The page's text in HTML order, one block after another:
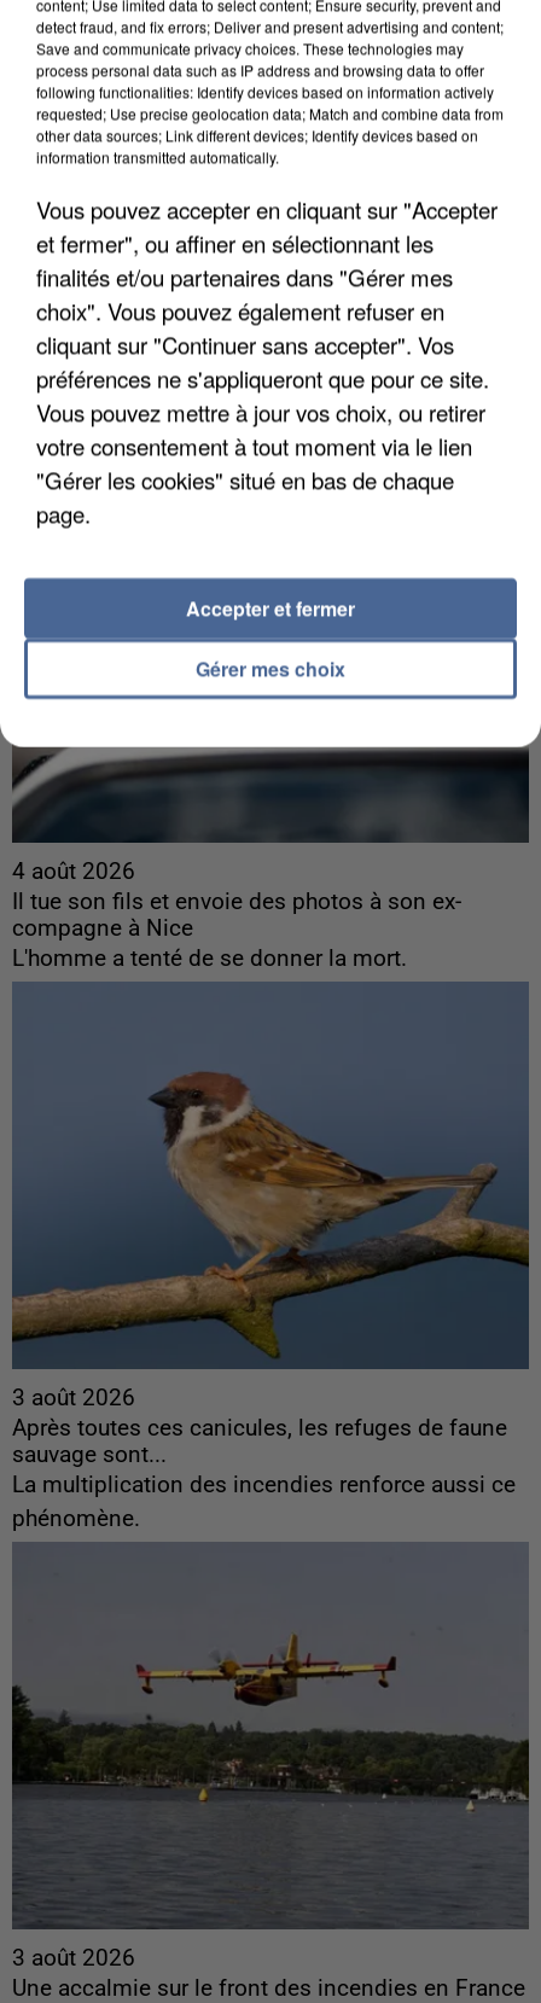
4 août 2026
Le gouvernement et l’Ademe publient une carte
interactive des lieux...
Les habitants peuvent partager les points frais
près de chez eux.
4 août 2026
Il tue son fils et envoie des photos à son ex-
compagne à Nice
L'homme a tenté de se donner la mort.
3 août 2026
Après toutes ces canicules, les refuges de faune
sauvage sont...
La multiplication des incendies renforce aussi ce
phénomène.
3 août 2026
Une accalmie sur le front des incendies en France
content; Use limited data to select content; Ensure security, prevent and
detect fraud, and fix errors; Deliver and present advertising and content;
Save and communicate privacy choices. These technologies may
process personal data such as IP address and browsing data to offer
following functionalities: Identify devices based on information actively
requested; Use precise geolocation data; Match and combine data from
other data sources; Link different devices; Identify devices based on
information transmitted automatically.
Vous pouvez accepter en cliquant sur "Accepter
et fermer", ou affiner en sélectionnant les
finalités et/ou partenaires dans "Gérer mes
choix". Vous pouvez également refuser en
cliquant sur "Continuer sans accepter". Vos
préférences ne s'appliqueront que pour ce site.
Vous pouvez mettre à jour vos choix, ou retirer
votre consentement à tout moment via le lien
"Gérer les cookies" situé en bas de chaque
page.
Gérer mes choix
Accepter et fermer